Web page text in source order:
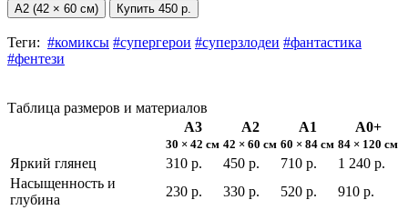
А2 (42 × 60 см) Купить 450 р.
Теги: #комиксы #супергерои #суперзлодеи #фантастика
#фентези
Таблица размеров и материалов
А3
30 × 42 см
А2
42 × 60 см
А1
60 × 84 см
А0+
84 × 120 см
Яркий глянец 310 р. 450 р. 710 р.
1 240 р.
Насыщенность и
глубина
230 р. 330 р. 520 р.
910 р.